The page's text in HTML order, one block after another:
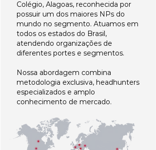
Colégio, Alagoas, reconhecida por
possuir um dos maiores NPs do
mundo no segmento. Atuamos em
todos os estados do Brasil,
atendendo organizações de
diferentes portes e segmentos.
Nossa abordagem combina
metodologia exclusiva, headhunters
especializados e amplo
conhecimento de mercado.